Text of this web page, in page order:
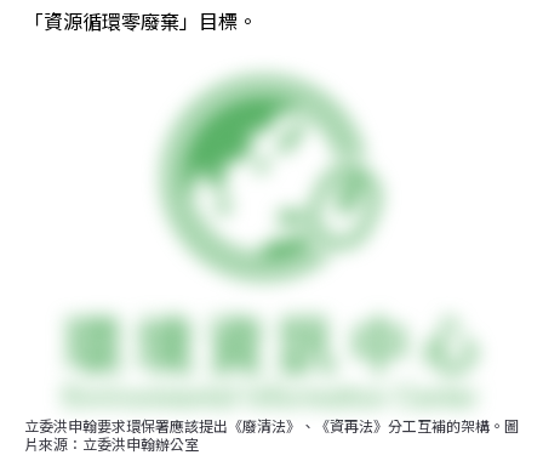
「資源循環零廢棄」目標。
立委洪申翰要求環保署應該提出《廢清法》、《資再法》分工互補的架構。圖
片來源：立委洪申翰辦公室